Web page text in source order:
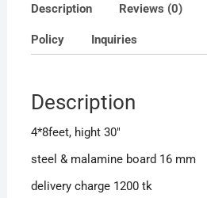
Description Reviews (0)
Policy Inquiries
Description
4*8feet, hight 30″
steel & malamine board 16 mm
delivery charge 1200 tk